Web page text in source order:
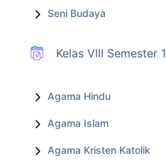
Seni Budaya
Kelas VIII Semester 1
Agama Hindu
Agama Islam
Agama Kristen Katolik